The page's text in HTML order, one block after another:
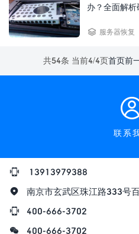
办？全面解
服务器恢复
共54条 当前4/4页首页前
联系
13913979388
南京市玄武区珠江路333号
400-666-3702
400-666-3702